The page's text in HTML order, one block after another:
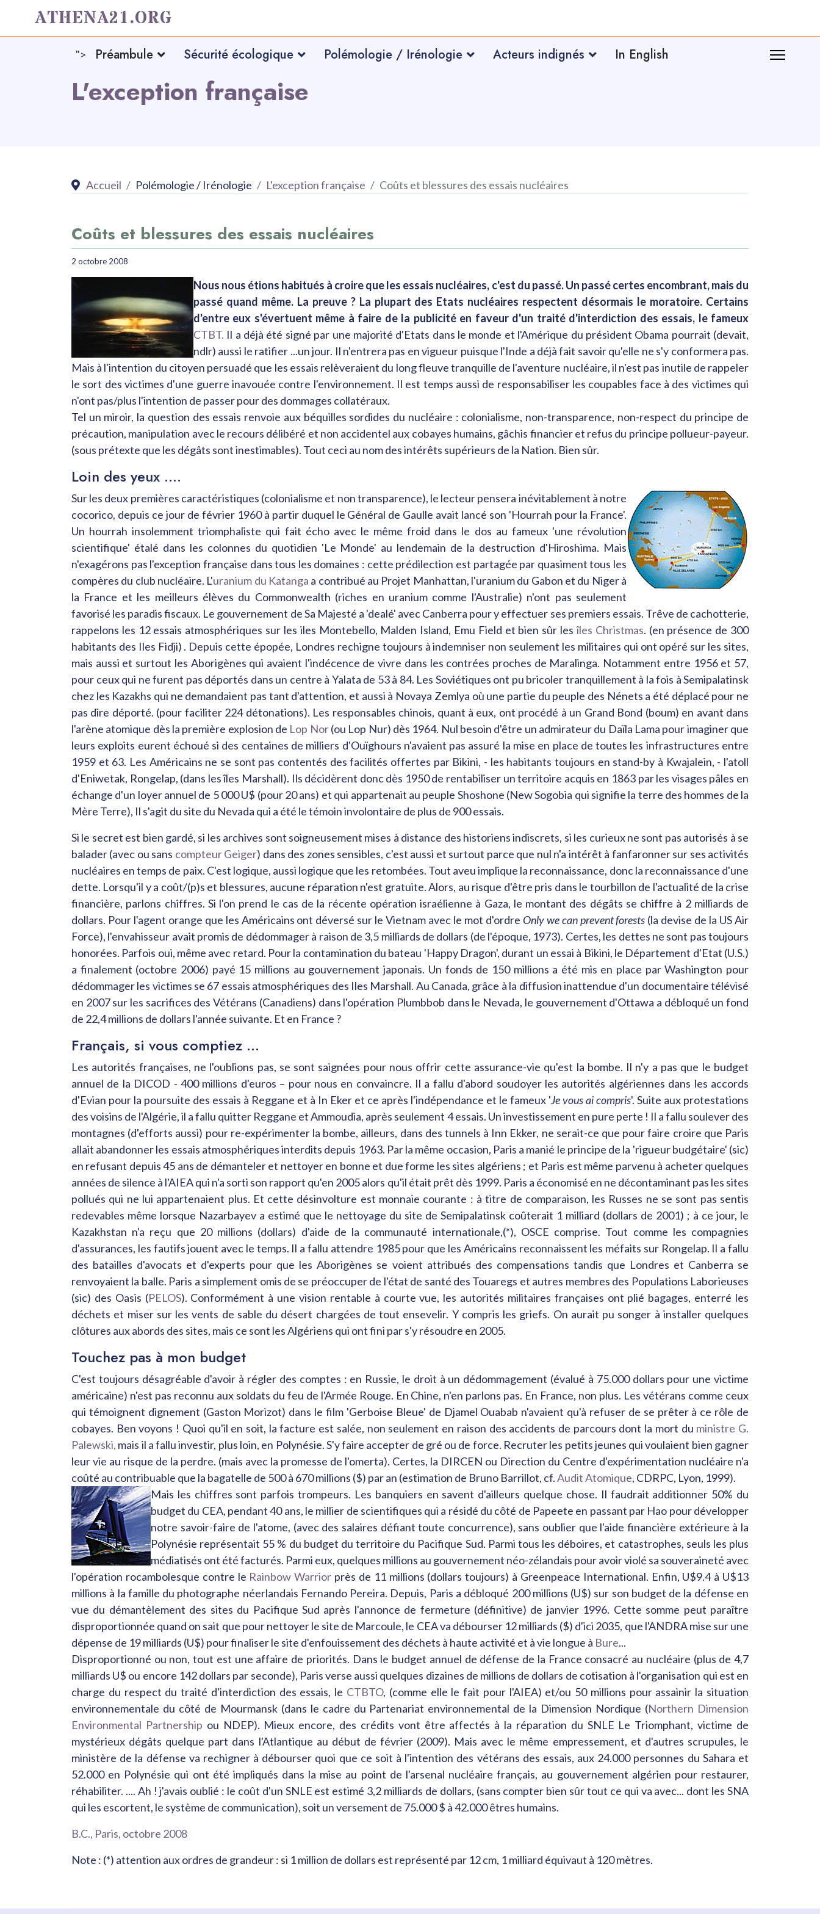
ATHENA21.ORG
"> Préambule Sécurité écologique Polémologie / Irénologie Acteurs indignés In English
L'exception française
Accueil Polémologie / Irénologie L'exception française Coûts et blessures des essais nucléaires
Coûts et blessures des essais nucléaires
2 octobre 2008
Nous nous étions habitués à croire que les essais nucléaires, c'est du passé. Un passé certes encombrant, mais du
passé quand même. La preuve ? La plupart des Etats nucléaires respectent désormais le moratoire. Certains
d'entre eux s'évertuent même à faire de la publicité en faveur d'un traité d'interdiction des essais, le fameux
CTBT. Il a déjà été signé par une majorité d'Etats dans le monde et l'Amérique du président Obama pourrait (devait,
ndlr) aussi le ratifier ...un jour. Il n'entrera pas en vigueur puisque l'Inde a déjà fait savoir qu'elle ne s'y conformera pas.
Mais à l'intention du citoyen persuadé que les essais relèveraient du long fleuve tranquille de l'aventure nucléaire, il n'est pas inutile de rappeler
le sort des victimes d'une guerre inavouée contre l'environnement. Il est temps aussi de responsabiliser les coupables face à des victimes qui
n'ont pas/plus l'intention de passer pour des dommages collatéraux.
Tel un miroir, la question des essais renvoie aux béquilles sordides du nucléaire : colonialisme, non-transparence, non-respect du principe de
précaution, manipulation avec le recours délibéré et non accidentel aux cobayes humains, gâchis financier et refus du principe pollueur-payeur.
(sous prétexte que les dégâts sont inestimables). Tout ceci au nom des intérêts supérieurs de la Nation. Bien sûr.
Loin des yeux ....
Sur les deux premières caractéristiques (colonialisme et non transparence), le lecteur pensera inévitablement à notre
cocorico, depuis ce jour de février 1960 à partir duquel le Général de Gaulle avait lancé son 'Hourrah pour la France'.
Un hourrah insolemment triomphaliste qui fait écho avec le même froid dans le dos au fameux 'une révolution
scientifique' étalé dans les colonnes du quotidien 'Le Monde' au lendemain de la destruction d'Hiroshima. Mais
n'exagérons pas l'exception française dans tous les domaines : cette prédilection est partagée par quasiment tous les
compères du club nucléaire. L'uranium du Katanga a contribué au Projet Manhattan, l'uranium du Gabon et du Niger à
la France et les meilleurs élèves du Commonwealth (riches en uranium comme l'Australie) n'ont pas seulement
favorisé les paradis fiscaux. Le gouvernement de Sa Majesté a 'dealé' avec Canberra pour y effectuer ses premiers essais. Trêve de cachotterie,
rappelons les 12 essais atmosphériques sur les iles Montebello, Malden Island, Emu Field et bien sûr lesîles Christmas. (en présence de 300
habitants des Iles Fidji) . Depuis cette épopée, Londres rechigne toujours à indemniser non seulement les militaires qui ont opéré sur les sites,
mais aussi et surtout les Aborigènes qui avaient l'indécence de vivre dans les contrées proches de Maralinga. Notamment entre 1956 et 57,
pour ceux qui ne furent pas déportés dans un centre à Yalata de 53 à 84. Les Soviétiques ont pu bricoler tranquillement à la fois à Semipalatinsk
chez les Kazakhs qui ne demandaient pas tant d'attention, et aussi à Novaya Zemlya où une partie du peuple des Nénets a été déplacé pour ne
pas dire déporté. (pour faciliter 224 détonations). Les responsables chinois, quant à eux, ont procédé à un Grand Bond (boum) en avant dans
l'arène atomique dès la première explosion de Lop Nor(ou Lop Nur) dès 1964. Nul besoin d'être un admirateur du Daïla Lama pour imaginer que
leurs exploits eurent échoué si des centaines de milliers d'Ouïghours n'avaient pas assuré la mise en place de toutes les infrastructures entre
1959 et 63. Les Américains ne se sont pas contentés des facilités offertes par Bikini, - les habitants toujours en stand-by à Kwajalein, - l'atoll
d'Eniwetak, Rongelap, (dans les îles Marshall). Ils décidèrent donc dès 1950 de rentabiliser un territoire acquis en 1863 par les visages pâles en
échange d'un loyer annuel de 5 000 U$ (pour 20 ans) et qui appartenait au peuple Shoshone (New Sogobia qui signifie la terre des hommes de la
Mère Terre), Il s'agit du site du Nevada qui a été le témoin involontaire de plus de 900 essais.
Si le secret est bien gardé, si les archives sont soigneusement mises à distance des historiens indiscrets, si les curieux ne sont pas autorisés à se
balader (avec ou sans compteur Geiger) dans des zones sensibles, c'est aussi et surtout parce que nul n'a intérêt à fanfaronner sur ses activités
nucléaires en temps de paix. C'est logique, aussi logique que les retombées. Tout aveu implique la reconnaissance, donc la reconnaissance d'une
dette. Lorsqu'il y a coût/(p)s et blessures, aucune réparation n'est gratuite. Alors, au risque d'être pris dans le tourbillon de l'actualité de la crise
financière, parlons chiffres. Si l'on prend le cas de la récente opération israélienne à Gaza, le montant des dégâts se chiffre à 2 milliards de
dollars. Pour l'agent orange que les Américains ont déversé sur le Vietnam avec le mot d'ordre Only we can prevent forests (la devise de la US Air
Force), l'envahisseur avait promis de dédommager à raison de 3,5 milliards de dollars (de l'époque, 1973). Certes, les dettes ne sont pas toujours
honorées. Parfois oui, même avec retard. Pour la contamination du bateau 'Happy Dragon', durant un essai à Bikini, le Département d'Etat (U.S.)
a finalement (octobre 2006) payé 15 millions au gouvernement japonais. Un fonds de 150 millions a été mis en place par Washington pour
dédommager les victimes se 67 essais atmosphériques des Iles Marshall. Au Canada, grâce à la diffusion inattendue d'un documentaire télévisé
en 2007 sur les sacrifices des Vétérans (Canadiens) dans l'opération Plumbbob dans le Nevada, le gouvernement d'Ottawa a débloqué un fond
de 22,4 millions de dollars l'année suivante. Et en France ?
Français, si vous comptiez ...
Les autorités françaises, ne l'oublions pas, se sont saignées pour nous offrir cette assurance-vie qu'est la bombe. Il n'y a pas que le budget
annuel de la DICOD - 400 millions d'euros – pour nous en convaincre. Il a fallu d'abord soudoyer les autorités algériennes dans les accords
d'Evian pour la poursuite des essais à Reggane et à In Eker et ce après l'indépendance et le fameux 'Je vous ai compris'. Suite aux protestations
des voisins de l'Algérie, il a fallu quitter Reggane et Ammoudia, après seulement 4 essais. Un investissement en pure perte ! Il a fallu soulever des
montagnes (d'efforts aussi) pour re-expérimenter la bombe, ailleurs, dans des tunnels à Inn Ekker, ne serait-ce que pour faire croire que Paris
allait abandonner les essais atmosphériques interdits depuis 1963. Par la même occasion, Paris a manié le principe de la 'rigueur budgétaire' (sic)
en refusant depuis 45 ans de démanteler et nettoyer en bonne et due forme les sites algériens ; et Paris est même parvenu à acheter quelques
années de silence à l'AIEA qui n'a sorti son rapport qu'en 2005 alors qu'il était prêt dès 1999. Paris a économisé en ne décontaminant pas les sites
pollués qui ne lui appartenaient plus. Et cette désinvolture est monnaie courante : à titre de comparaison, les Russes ne se sont pas sentis
redevables même lorsque Nazarbayev a estimé que le nettoyage du site de Semipalatinsk coûterait 1 milliard (dollars de 2001) ; à ce jour, le
Kazakhstan n'a reçu que 20 millions (dollars) d'aide de la communauté internationale,(*), OSCE comprise. Tout comme les compagnies
d'assurances, les fautifs jouent avec le temps. Il a fallu attendre 1985 pour que les Américains reconnaissent les méfaits sur Rongelap. Il a fallu
des batailles d'avocats et d'experts pour que les Aborigènes se voient attribués des compensations tandis que Londres et Canberra se
renvoyaient la balle. Paris a simplement omis de se préoccuper de l'état de santé des Touaregs et autres membres des Populations Laborieuses
(sic) des Oasis (PELOS). Conformément à une vision rentable à courte vue, les autorités militaires françaises ont plié bagages, enterré les
déchets et miser sur les vents de sable du désert chargées de tout ensevelir. Y compris les griefs. On aurait pu songer à installer quelques
clôtures aux abords des sites, mais ce sont les Algériens qui ont fini par s'y résoudre en 2005.
Touchez pas à mon budget
C'est toujours désagréable d'avoir à régler des comptes : en Russie, le droit à un dédommagement (évalué à 75.000 dollars pour une victime
américaine) n'est pas reconnu aux soldats du feu de l'Armée Rouge. En Chine, n'en parlons pas. En France, non plus. Les vétérans comme ceux
qui témoignent dignement (Gaston Morizot) dans le film 'Gerboise Bleue' de Djamel Ouabab n'avaient qu'à refuser de se prêter à ce rôle de
cobayes. Ben voyons ! Quoi qu'il en soit, la facture est salée, non seulement en raison des accidents de parcours dont la mort du ministre G.
Palewski, mais il a fallu investir, plus loin, en Polynésie. S'y faire accepter de gré ou de force. Recruter les petits jeunes qui voulaient bien gagner
leur vie au risque de la perdre. (mais avec la promesse de l'omerta). Certes, la DIRCEN ou Direction du Centre d'expérimentation nucléaire n'a
coûté au contribuable que la bagatelle de 500 à 670 millions ($) par an (estimation de Bruno Barrillot, cf.Audit Atomique, CDRPC, Lyon, 1999).
Mais les chiffres sont parfois trompeurs. Les banquiers en savent d'ailleurs quelque chose. Il faudrait additionner 50% du
budget du CEA, pendant 40 ans, le millier de scientifiques qui a résidé du côté de Papeete en passant par Hao pour développer
notre savoir-faire de l'atome, (avec des salaires défiant toute concurrence), sans oublier que l'aide financière extérieure à la
Polynésie représentait 55 % du budget du territoire du Pacifique Sud. Parmi tous les déboires, et catastrophes, seuls les plus
médiatisés ont été facturés. Parmi eux, quelques millions au gouvernement néo-zélandais pour avoir violé sa souveraineté avec
l'opération rocambolesque contre le Rainbow Warrior près de 11 millions (dollars toujours) à Greenpeace International. Enfin, U$9.4 à U$13
millions à la famille du photographe néerlandais Fernando Pereira. Depuis, Paris a débloqué 200 millions (U$) sur son budget de la défense en
vue du démantèlement des sites du Pacifique Sud après l'annonce de fermeture (définitive) de janvier 1996. Cette somme peut paraître
disproportionnée quand on sait que pour nettoyer le site de Marcoule, le CEA va débourser 12 milliards ($) d'ici 2035, que l'ANDRA mise sur une
dépense de 19 milliards (U$) pour finaliser le site d'enfouissement des déchets à haute activité et à vie longue à Bure...
Disproportionné ou non, tout est une affaire de priorités. Dans le budget annuel de défense de la France consacré au nucléaire (plus de 4,7
milliards U$ ou encore 142 dollars par seconde), Paris verse aussi quelques dizaines de millions de dollars de cotisation à l'organisation qui est en
charge du respect du traité d'interdiction des essais, le CTBTO, (comme elle le fait pour l'AIEA) et/ou 50 millions pour assainir la situation
environnementale du côté de Mourmansk (dans le cadre du Partenariat environnemental de la Dimension Nordique (Northern Dimension
Environmental Partnership ou NDEP). Mieux encore, des crédits vont être affectés à la réparation du SNLE Le Triomphant, victime de
mystérieux dégâts quelque part dans l'Atlantique au début de février (2009). Mais avec le même empressement, et d'autres scrupules, le
ministère de la défense va rechigner à débourser quoi que ce soit à l'intention des vétérans des essais, aux 24.000 personnes du Sahara et
52.000 en Polynésie qui ont été impliqués dans la mise au point de l'arsenal nucléaire français, au gouvernement algérien pour restaurer,
réhabiliter. .... Ah ! j'avais oublié : le coût d'un SNLE est estimé 3,2 milliards de dollars, (sans compter bien sûr tout ce qui va avec... dont les SNA
qui les escortent, le système de communication), soit un versement de 75.000 $ à 42.000 êtres humains.
B.C., Paris, octobre 2008
Note : (*) attention aux ordres de grandeur : si 1 million de dollars est représenté par 12 cm, 1 milliard équivaut à 120 mètres.